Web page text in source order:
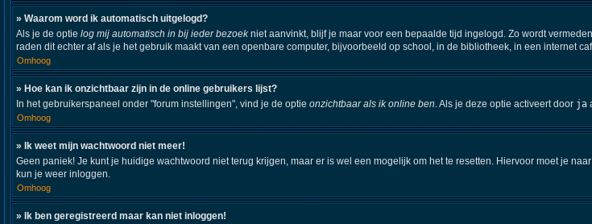
» Waarom word ik automatisch uitgelogd?
Als je de optie log mij automatisch in bij ieder bezoekniet aanvinkt, blijf je maar voor een bepaalde tijd ingelogd. Zo wordt
raden dit echter af als je het gebruik maakt van een openbare computer, bijvoorbeeld op school, in de bibliotheek, in een internet
Omhoog
» Hoe kan ik onzichtbaar zijn in de online gebruikers lijst?
In het gebruikerspaneel onder "forum instellingen", vind je de optie onzichtbaar als ik online ben. Als je deze optie activeert door ja
Omhoog
» Ik weet mijn wachtwoord niet meer!
Geen paniek! Je kunt je huidige wachtwoord niet terug krijgen, maar er is wel een mogelijk om het te resetten. Hiervoor moet je
kun je weer inloggen.
Omhoog
» Ik ben geregistreerd maar kan niet inloggen!